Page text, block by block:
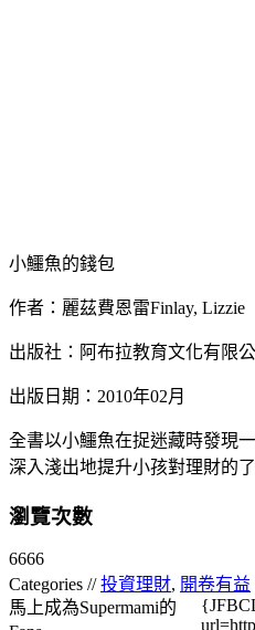
小鱷魚的錢包
作者：麗茲費恩雷Finlay, Lizzie
出版社：阿布拉教育文化有限
出版日期：2010年02月
全書以小鱷魚在捉迷藏時發現
深入淺出地提升小孩對理財的
瀏覽次數
6666
Categories //投資理財, 開卷有益
馬上成為Supermami的